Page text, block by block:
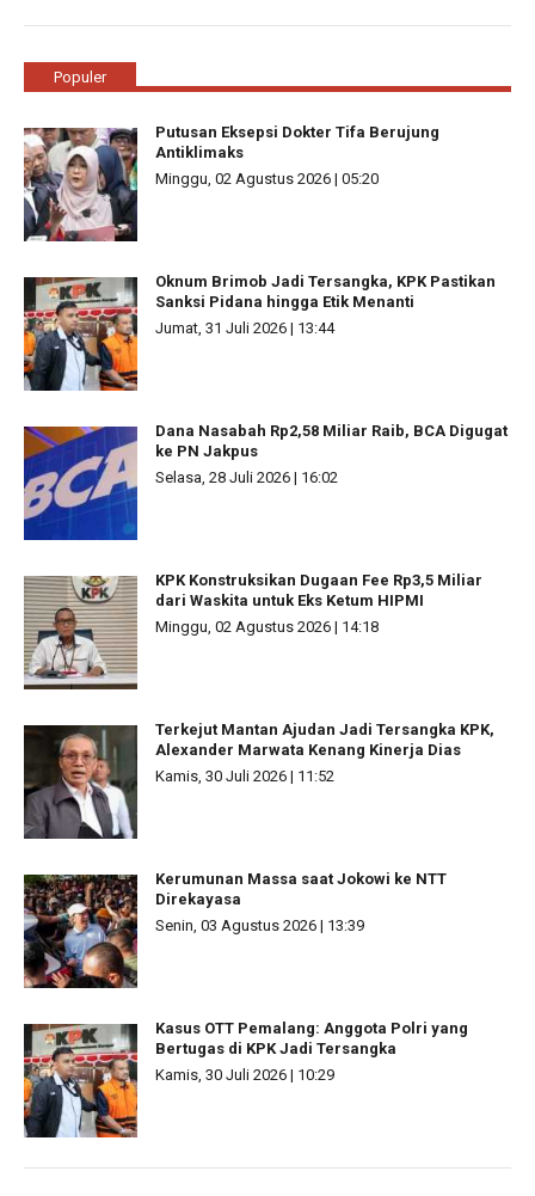
Populer
Putusan Eksepsi Dokter Tifa Berujung
Antiklimaks
Minggu, 02 Agustus 2026 | 05:20
Oknum Brimob Jadi Tersangka, KPK Pastikan
Sanksi Pidana hingga Etik Menanti
Jumat, 31 Juli 2026 | 13:44
Dana Nasabah Rp2,58 Miliar Raib, BCA Digugat
ke PN Jakpus
Selasa, 28 Juli 2026 | 16:02
KPK Konstruksikan Dugaan Fee Rp3,5 Miliar
dari Waskita untuk Eks Ketum HIPMI
Minggu, 02 Agustus 2026 | 14:18
Terkejut Mantan Ajudan Jadi Tersangka KPK,
Alexander Marwata Kenang Kinerja Dias
Kamis, 30 Juli 2026 | 11:52
Kerumunan Massa saat Jokowi ke NTT
Direkayasa
Senin, 03 Agustus 2026 | 13:39
Kasus OTT Pemalang: Anggota Polri yang
Bertugas di KPK Jadi Tersangka
Kamis, 30 Juli 2026 | 10:29